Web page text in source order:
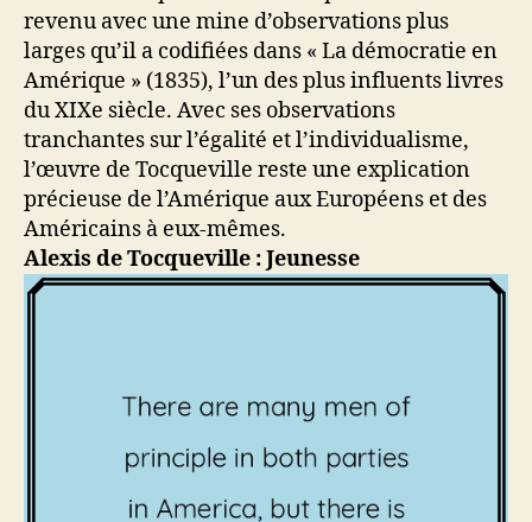
revenu avec une mine d’observations plus
larges qu’il a codifiées dans « La démocratie en
Amérique » (1835), l’un des plus influents livres
du XIXe siècle. Avec ses observations
tranchantes sur l’égalité et l’individualisme,
l’œuvre de Tocqueville reste une explication
précieuse de l’Amérique aux Européens et des
Américains à eux-mêmes.
Alexis de Tocqueville : Jeunesse